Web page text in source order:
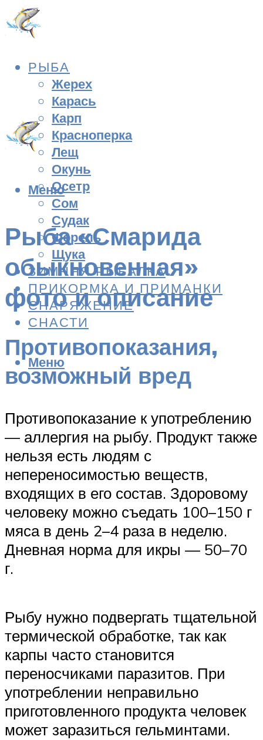
РЫБА
Жерех
Карась
Карп
Красноперка
Лещ
Окунь
Осетр
Сом
Судак
Форель
Щука
ЗИМНЯЯ РЫБАЛКА
ПРИКОРМКА И ПРИМАНКИ
СНАРЯЖЕНИЕ
СНАСТИ
Меню
Меню
Рыба «Смарида
обыкновенная»
фото и описание
Противопоказания,
возможный вред
Противопоказание к употреблению
— аллергия на рыбу. Продукт также
нельзя есть людям с
непереносимостью веществ,
входящих в его состав. Здоровому
человеку можно съедать 100–150 г
мяса в день 2–4 раза в неделю.
Дневная норма для икры — 50–70
г.
Рыбу нужно подвергать тщательной
термической обработке, так как
карпы часто становится
переносчиками паразитов. При
употреблении неправильно
приготовленного продукта человек
может заразиться гельминтами.